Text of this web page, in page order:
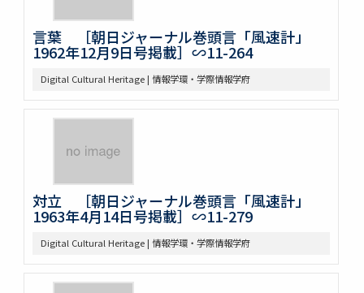
言葉 ［朝日ジャーナル巻頭言「風速計」
1962年12月9日号掲載］∽11-264
Digital Cultural Heritage | 情報学環・学際情報学府
対立 ［朝日ジャーナル巻頭言「風速計」
1963年4月14日号掲載］∽11-279
Digital Cultural Heritage | 情報学環・学際情報学府